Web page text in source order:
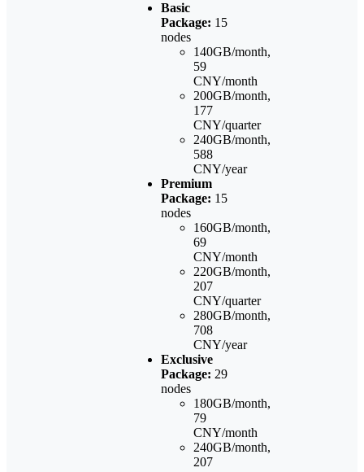
Basic
Package: 15
nodes
140GB/month,
59
CNY/month
200GB/month,
177
CNY/quarter
240GB/month,
588
CNY/year
Premium
Package: 15
nodes
160GB/month,
69
CNY/month
220GB/month,
207
CNY/quarter
280GB/month,
708
CNY/year
Exclusive
Package: 29
nodes
180GB/month,
79
CNY/month
240GB/month,
207